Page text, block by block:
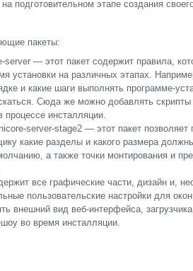
подготовительном этапе создания
пакеты:
server — этот пакет содержит правила,
установки на различных этапах.
и какие шаги выполнять программе-
Сюда же можно добавлять
процессе инсталляции.
server-stage2 — этот пакет позволяет
какие разделы и какого размера
а также точки монтирования и
все графические части, дизайн и,
пользовательские настройки для
внешний вид веб-интерфейса,
во время инсталляции.